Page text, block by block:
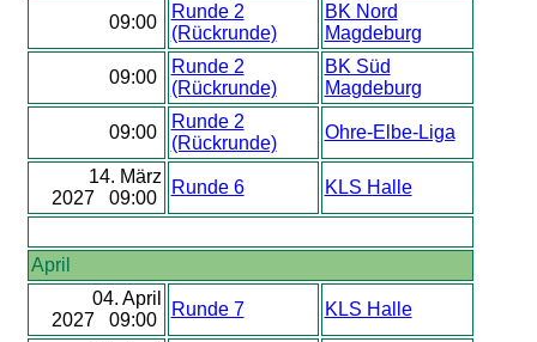
09:00
Runde 2
(Rückrunde)
BK Nord
Magdeburg
09:00
Runde 2
(Rückrunde)
BK Süd
Magdeburg
09:00
Runde 2
(Rückrunde)
Ohre-Elbe-Liga
14. März
2027 09:00
Runde 6 KLS Halle
April
04. April
2027 09:00
Runde 7 KLS Halle